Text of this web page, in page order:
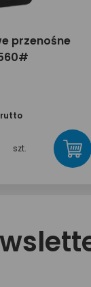
przenośne
szt.